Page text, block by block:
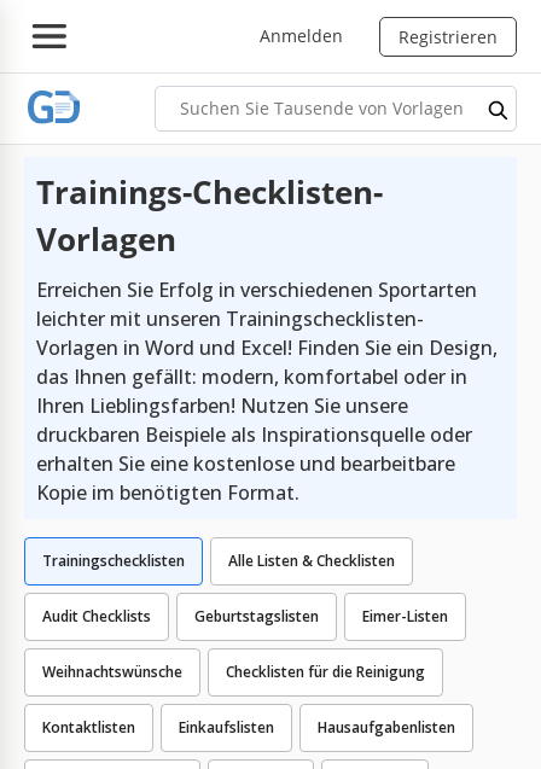
Anmelden Registrieren
Trainings-Checklisten-
Vorlagen
Erreichen Sie Erfolg in verschiedenen Sportarten
leichter mit unseren Trainingschecklisten-
Vorlagen in Word und Excel! Finden Sie ein Design,
das Ihnen gefällt: modern, komfortabel oder in
Ihren Lieblingsfarben! Nutzen Sie unsere
druckbaren Beispiele als Inspirationsquelle oder
erhalten Sie eine kostenlose und bearbeitbare
Kopie im benötigten Format.
Alle Listen & Checklisten
Audit Checklists Geburtstagslisten Eimer-Listen
Weihnachtswünsche Checklisten für die Reinigung
Kontaktlisten Einkaufslisten Hausaufgabenlisten
Trainingschecklisten